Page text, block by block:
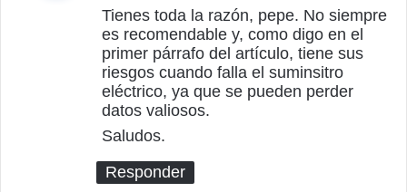
c
e
:
Tienes toda la razón, pepe. No siempre
es recomendable y, como digo en el
primer párrafo del artículo, tiene sus
riesgos cuando falla el suminsitro
eléctrico, ya que se pueden perder
datos valiosos.
Saludos.
Responder